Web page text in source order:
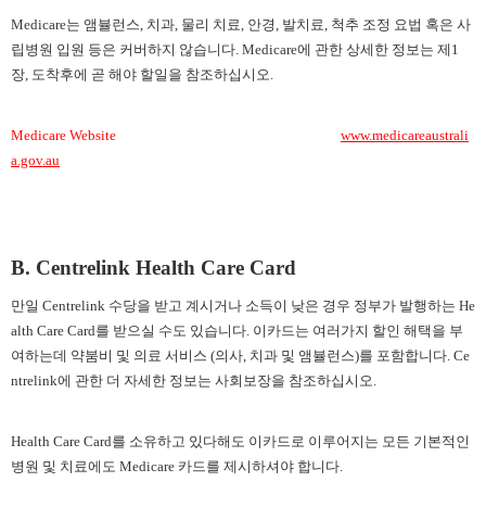
Medicare는 앰뷸런스, 치과, 물리 치료, 안경, 발치료, 척추 조정 요법 혹은 사
립병원 입원 등은 커버하지 않습니다. Medicare에 관한 상세한 정보는 제1
장, 도착후에 곧 해야 할일을 참조하십시오.
Medicare Website
www.medicareaustrali
a.gov.au
B. Centrelink Health Care Card
만일 Centrelink 수당을 받고 계시거나 소득이 낮은 경우 정부가 발행하는 He
alth Care Card를 받으실 수도 있습니다. 이카드는 여러가지 할인 해택을 부
여하는데 약붐비 및 의료 서비스 (의사, 치과 및 앰뷸런스)를 포함합니다. Ce
ntrelink에 관한 더 자세한 정보는 사회보장을 참조하십시오.
Health Care Card를 소유하고 있다해도 이카드로 이루어지는 모든 기본적인
병원 및 치료에도 Medicare 카드를 제시하셔야 합니다.